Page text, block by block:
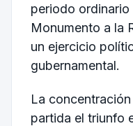
periodo ordinario
Monumento a la
un ejercicio
gubernamental.
La
partida el triunfo